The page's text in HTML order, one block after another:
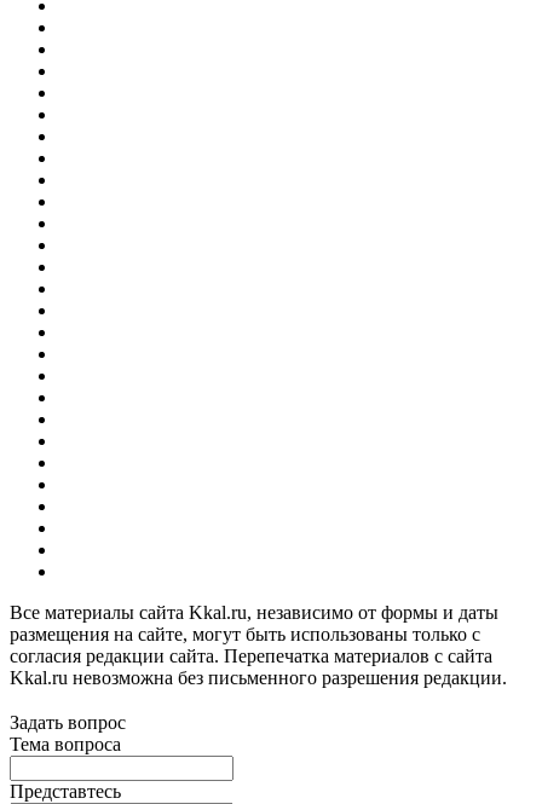
Все материалы сайта Kkal.ru, независимо от формы и даты
размещения на сайте, могут быть использованы только с
согласия редакции сайта. Перепечатка материалов с сайта
Kkal.ru невозможна без письменного разрешения редакции.
Задать вопрос
Тема вопроса
Представтесь